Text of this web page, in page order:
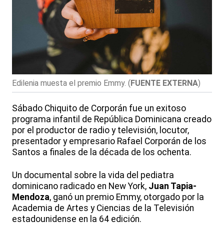
Edilenia muesta el premio Emmy. (FUENTE EXTERNA)
Sábado Chiquito de Corporán fue un exitoso
programa infantil de República Dominicana creado
por el productor de radio y televisión, locutor,
presentador y empresario Rafael Corporán de los
Santos a finales de la década de los ochenta.
Un documental sobre la vida del pediatra
dominicano radicado en New York, Juan Tapia-
Mendoza, ganó un premio Emmy, otorgado por la
Academia de Artes y Ciencias de la Televisión
estadounidense en la 64 edición.